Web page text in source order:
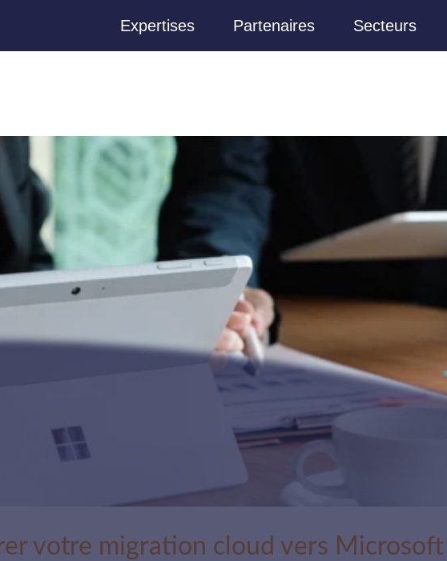
Expertises Partenaires Secteurs
votre migration cloud vers Microsoft